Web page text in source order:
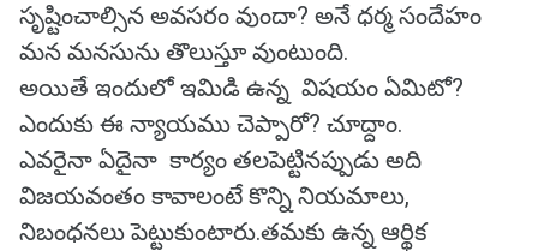
సృష్టించాల్సిన అవసరం వుందా? అనే ధర్మ సందేహం
మన మనసును తొలుస్తూ వుంటుంది.
అయితే ఇందులో ఇమిడి ఉన్న విషయం ఏమిటో?
ఎందుకు ఈ న్యాయము చెప్పారో? చూద్దాం.
ఎవరైనా ఏదైనా కార్యం తలపెట్టినప్పుడు అది
విజయవంతం కావాలంటే కొన్ని నియమాలు,
నిబంధనలు పెట్టుకుంటారు.తమకు ఉన్న ఆర్థిక